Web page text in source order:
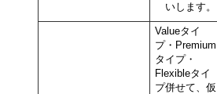
いします。
Valueタイ
プ・Premium
タイプ・
Flexibleタイ
プ併せて、仮